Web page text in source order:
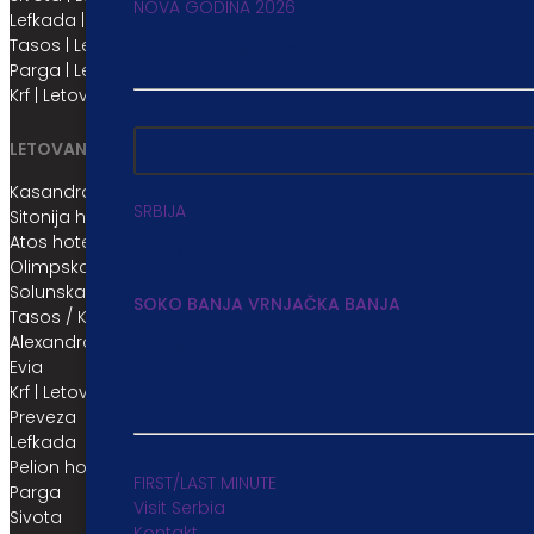
NOVA GODINA 2026
SRBIJA
SOKO BANJA VRNJAČKA BANJA
FIRST/LAST MINUTE
Visit Serbia
Lefkada | Letovanje
Tasos | Letovanje
Parga | Letovanje
Krf | Letovanje
LETOVANJE 2026 / HOTELI
Kasandra hoteli | Letovanje
Sitonija hoteli | Letovanje
Atos hoteli | Letovanje
Olimpska regija | Letovanje
Solunska regija hoteli
Tasos / Kavala hoteli | Letovanje
Alexandropoli | Letovanje
Evia
Krf | Letovanje
Preveza
Lefkada
Pelion hoteli
Parga
Sivota